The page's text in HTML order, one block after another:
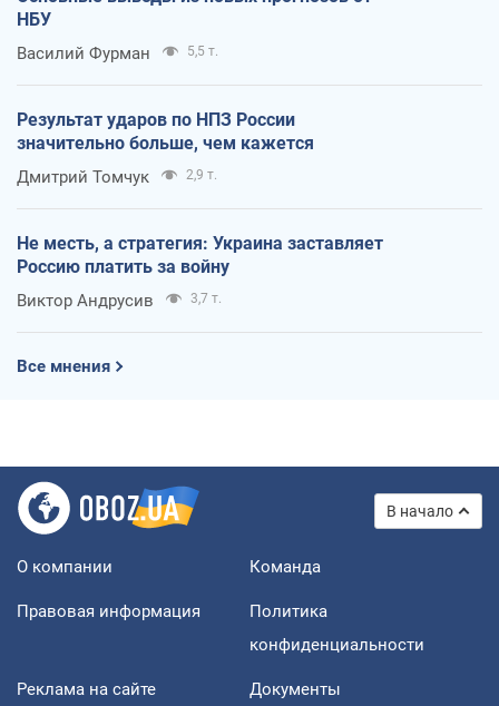
НБУ
Василий Фурман 5,5 т.
Результат ударов по НПЗ России
значительно больше, чем кажется
Дмитрий Томчук 2,9 т.
Не месть, а стратегия: Украина заставляет
Россию платить за войну
Виктор Андрусив 3,7 т.
Все мнения
В начало
О компании Команда
Правовая информация
Политика
конфиденциальности
Реклама на сайте Документы